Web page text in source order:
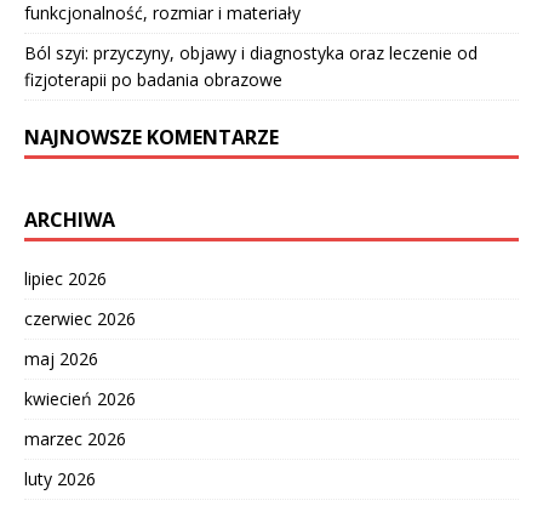
funkcjonalność, rozmiar i materiały
Ból szyi: przyczyny, objawy i diagnostyka oraz leczenie od
fizjoterapii po badania obrazowe
NAJNOWSZE KOMENTARZE
ARCHIWA
lipiec 2026
czerwiec 2026
maj 2026
kwiecień 2026
marzec 2026
luty 2026